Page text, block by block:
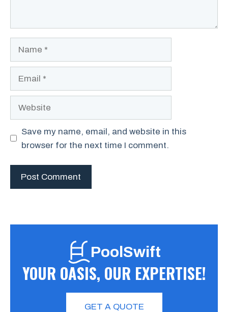
Save my name, email, and website in this
browser for the next time I comment.
PoolSwift
YOUR OASIS, OUR EXPERTISE!
GET A QUOTE